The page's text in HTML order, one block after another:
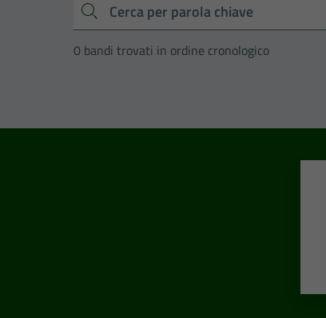
Cerca
0 bandi trovati in ordine cronologico